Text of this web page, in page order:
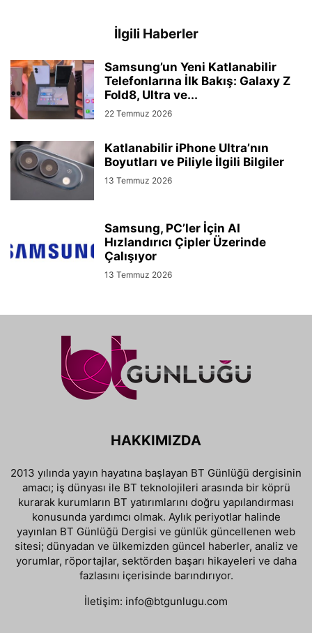
İlgili Haberler
Samsung’un Yeni Katlanabilir
Telefonlarına İlk Bakış: Galaxy Z
Fold8, Ultra ve...
22 Temmuz 2026
Katlanabilir iPhone Ultra’nın
Boyutları ve Piliyle İlgili Bilgiler
13 Temmuz 2026
Samsung, PC’ler İçin AI
Hızlandırıcı Çipler Üzerinde
Çalışıyor
13 Temmuz 2026
HAKKIMIZDA
2013 yılında yayın hayatına başlayan BT Günlüğü dergisinin
amacı; iş dünyası ile BT teknolojileri arasında bir köprü
kurarak kurumların BT yatırımlarını doğru yapılandırması
konusunda yardımcı olmak. Aylık periyotlar halinde
yayınlan BT Günlüğü Dergisi ve günlük güncellenen web
sitesi; dünyadan ve ülkemizden güncel haberler, analiz ve
yorumlar, röportajlar, sektörden başarı hikayeleri ve daha
fazlasını içerisinde barındırıyor.
İletişim: info@btgunlugu.com